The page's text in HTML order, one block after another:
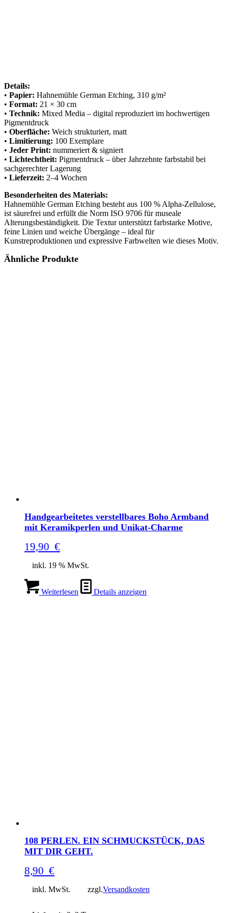
Details:
• Papier: Hahnemühle German Etching, 310 g/m²
• Format: 21 × 30 cm
• Technik: Mixed Media – digital reproduziert im hochwertigen
Pigmentdruck
• Oberfläche: Weich strukturiert, matt
• Limitierung: 100 Exemplare
• Jeder Print: nummeriert & signiert
• Lichtechtheit: Pigmentdruck – über Jahrzehnte farbstabil bei
sachgerechter Lagerung
• Lieferzeit: 2–4 Wochen
Besonderheiten des Materials:
Hahnemühle German Etching besteht aus 100 % Alpha-Zellulose,
ist säurefrei und erfüllt die Norm ISO 9706 für museale
Alterungsbeständigkeit. Die Textur unterstützt farbstarke Motive,
feine Linien und weiche Übergänge – ideal für
Kunstreproduktionen und expressive Farbwelten wie dieses Motiv.
Ähnliche Produkte
Handgearbeitetes verstellbares Boho Armband
mit Keramikperlen und Unikat-Charme
19,90 €
inkl. 19 % MwSt.
Weiterlesen Details anzeigen
108 PERLEN. EIN SCHMUCKSTÜCK, DAS
MIT DIR GEHT.
8,90 €
inkl. MwSt. zzgl.Versandkosten